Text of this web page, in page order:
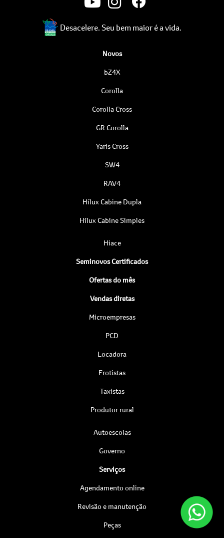
Desacelere. Seu bem maior é a vida.
Novos
bZ4X
Corolla
Corolla Cross
GR Corolla
Yaris Cross
SW4
RAV4
Hilux Cabine Dupla
Hilux Cabine Simples
Hiace
Seminovos Certificados
Ofertas do mês
Vendas diretas
Microempresas
PCD
Locadora
Frotistas
Taxistas
Produtor rural
Autoescolas
Governo
Serviços
Agendamento online
Revisão e manutenção
Peças